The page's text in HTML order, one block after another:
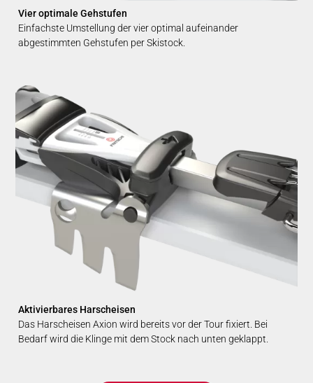
Vier optimale Gehstufen
Einfachste Umstellung der vier optimal aufeinander
abgestimmten Gehstufen per Skistock.
Aktivierbares Harscheisen
Das Harscheisen Axion wird bereits vor der Tour fixiert. Bei
Bedarf wird die Klinge mit dem Stock nach unten geklappt.